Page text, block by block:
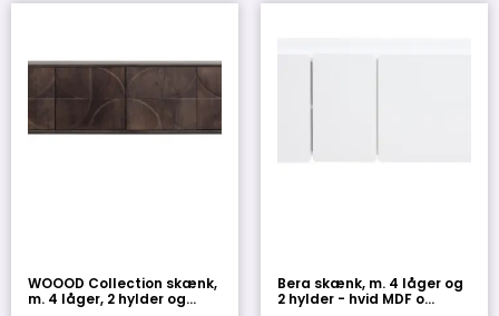
WOOOD Collection skænk,
m. 4 låger, 2 hylder og...
Bera skænk, m. 4 låger og
2 hylder - hvid MDF o...